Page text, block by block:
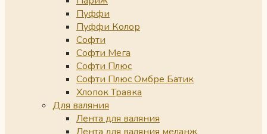
Пуффи
Пуффи Колор
Софти
Софти Мега
Софти Плюс
Софти Плюс Омбре Батик
Хлопок Травка
Для валяния
Лента для валяния